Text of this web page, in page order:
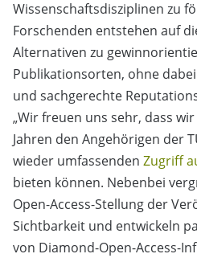
Wissenschaftsdisziplinen zu
Forschenden entstehen auf
Alternativen zu
Publikationsorten, ohne
und sachgerechte
„Wir freuen uns sehr, dass
Jahren den Angehörigen der
wieder umfassenden Zugriff
bieten können. Nebenbei
Open-Access-Stellung der
Sichtbarkeit und entwickeln
von Diamond-Open-Access-